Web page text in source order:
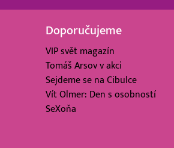
Doporučujeme
VIP svět magazín
Tomáš Arsov v akci
Sejdeme se na Cibulce
Vít Olmer: Den s osobností
SeXoňa